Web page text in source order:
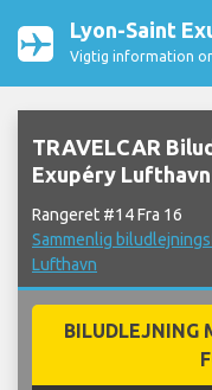
Lyon-Saint
Vigtig information
TRAVELCAR
Exupéry Lufthavn
Rangeret #14 Fra 16
Sammenlig
Lufthavn
BILUDLEJNING